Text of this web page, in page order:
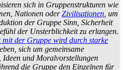
sich in Gruppen­strukturen wie
Nationen oderZivilisationen , um
der Gruppe Sinn, Sicherheit
der Unsterblichkeit zu erlangen.
der Gruppe wird durch starke
sich um gemeinsame
Ideen und Moralvorstellungen
die Gruppe den Einzelnen für